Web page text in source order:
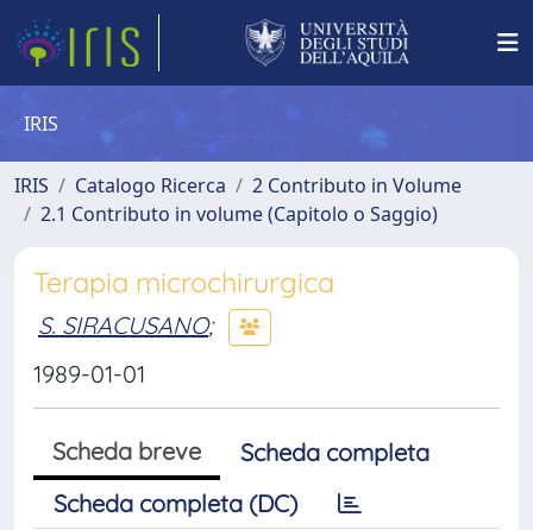
IRIS
IRIS Catalogo Ricerca
2 Contributo in Volume
2.1 Contributo in volume (Capitolo o Saggio)
Terapia microchirurgica
S. SIRACUSANO;
1989-01-01
Scheda breve
Scheda completa
Scheda completa (DC)